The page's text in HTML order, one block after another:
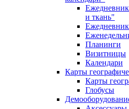
и ткань"
Планинги
Визитницы
Календари
Карты
Карты
Глобусы